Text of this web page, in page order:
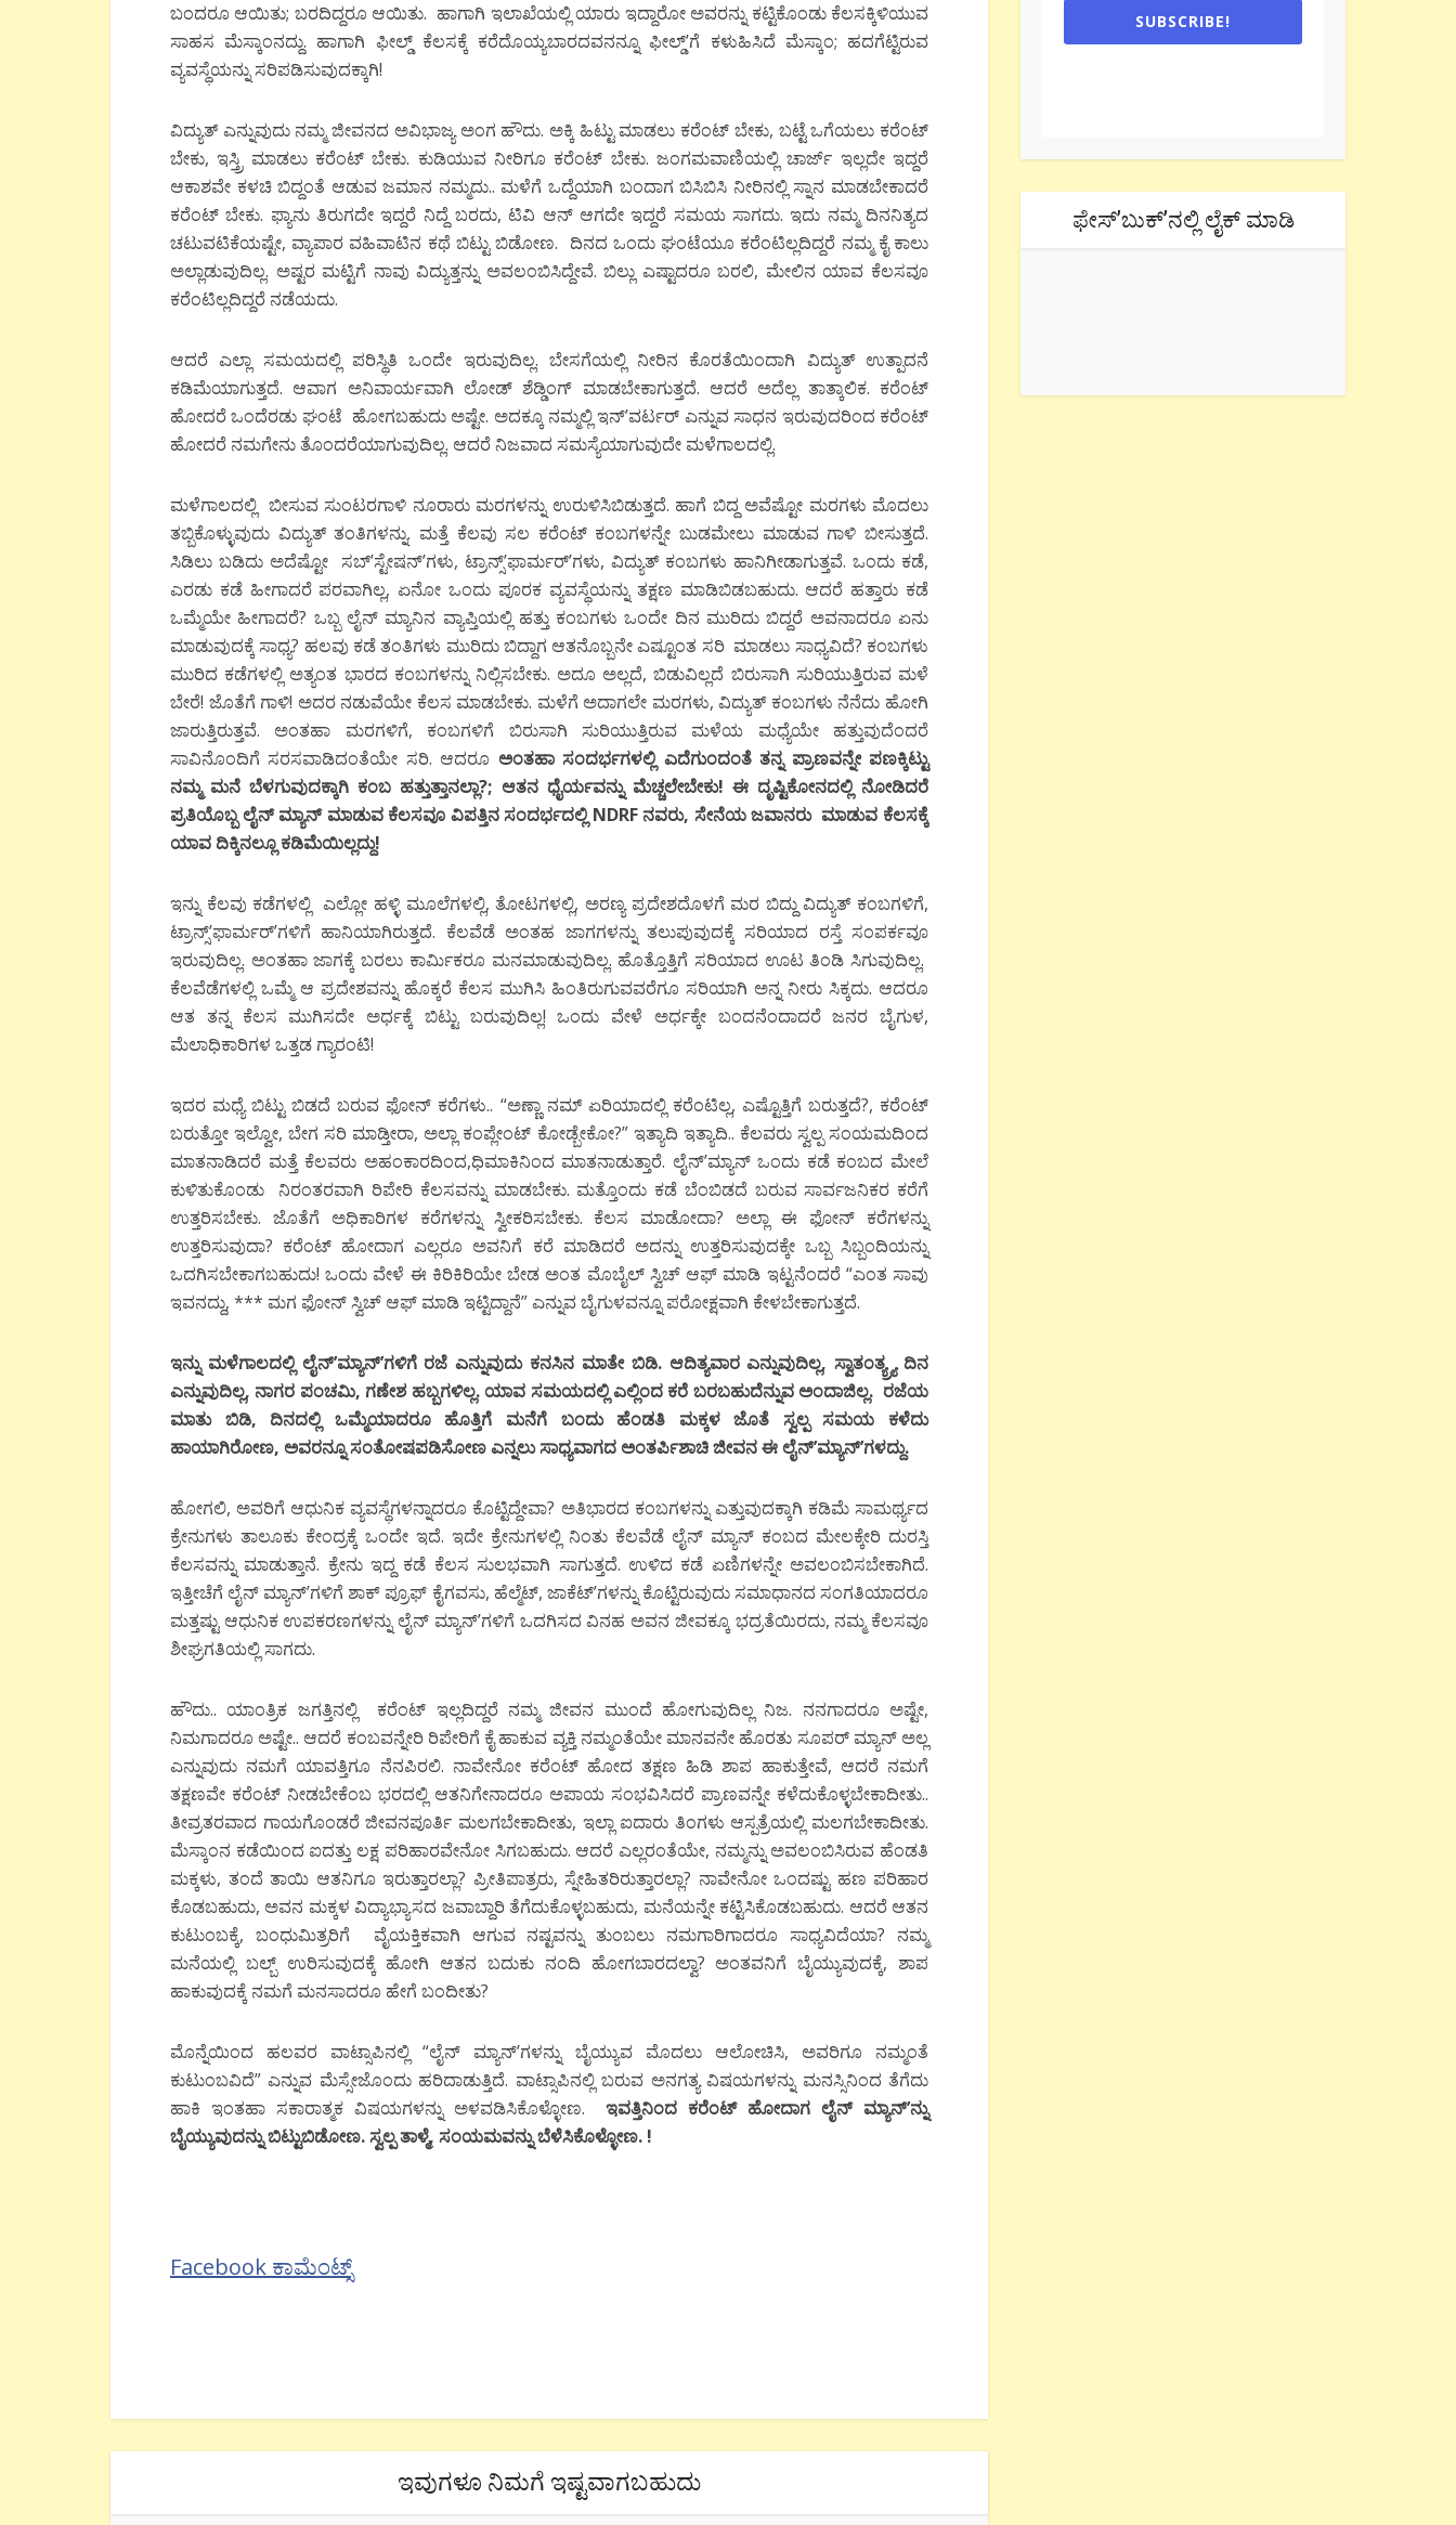
ಬಂದರೂ ಆಯಿತು; ಬರದಿದ್ದರೂ ಆಯಿತು. ಹಾಗಾಗಿ ಇಲಾಖೆಯಲ್ಲಿ ಯಾರು ಇದ್ದಾರೋ ಅವರನ್ನು ಕಟ್ಟಿಕೊಂಡು ಕೆಲಸಕ್ಕಿಳಿಯುವ
ಸಾಹಸ ಮೆಸ್ಕಾಂನದ್ದು. ಹಾಗಾಗಿ ಫೀಲ್ಡ್ ಕೆಲಸಕ್ಕೆ ಕರೆದೊಯ್ಯಬಾರದವನನ್ನೂ ಫೀಲ್ಡ್’ಗೆ ಕಳುಹಿಸಿದೆ ಮೆಸ್ಕಾಂ; ಹದಗೆಟ್ಟಿರುವ
ವ್ಯವಸ್ಥೆಯನ್ನು ಸರಿಪಡಿಸುವುದಕ್ಕಾಗಿ!
ವಿದ್ಯುತ್ ಎನ್ನುವುದು ನಮ್ಮ ಜೀವನದ ಅವಿಭಾಜ್ಯ ಅಂಗ ಹೌದು. ಅಕ್ಕಿ ಹಿಟ್ಟು ಮಾಡಲು ಕರೆಂಟ್ ಬೇಕು, ಬಟ್ಟೆ ಒಗೆಯಲು ಕರೆಂಟ್
ಬೇಕು, ಇಸ್ತ್ರಿ ಮಾಡಲು ಕರೆಂಟ್ ಬೇಕು. ಕುಡಿಯುವ ನೀರಿಗೂ ಕರೆಂಟ್ ಬೇಕು. ಜಂಗಮವಾಣಿಯಲ್ಲಿ ಚಾರ್ಜ್ ಇಲ್ಲದೇ ಇದ್ದರೆ
ಆಕಾಶವೇ ಕಳಚಿ ಬಿದ್ದಂತೆ ಆಡುವ ಜಮಾನ ನಮ್ಮದು.. ಮಳೆಗೆ ಒದ್ದೆಯಾಗಿ ಬಂದಾಗ ಬಿಸಿಬಿಸಿ ನೀರಿನಲ್ಲಿ ಸ್ನಾನ ಮಾಡಬೇಕಾದರೆ
ಕರೆಂಟ್ ಬೇಕು. ಫ್ಯಾನು ತಿರುಗದೇ ಇದ್ದರೆ ನಿದ್ದೆ ಬರದು, ಟಿವಿ ಆನ್ ಆಗದೇ ಇದ್ದರೆ ಸಮಯ ಸಾಗದು. ಇದು ನಮ್ಮ ದಿನನಿತ್ಯದ
ಚಟುವಟಿಕೆಯಷ್ಟೇ, ವ್ಯಾಪಾರ ವಹಿವಾಟಿನ ಕಥೆ ಬಿಟ್ಟು ಬಿಡೋಣ. ದಿನದ ಒಂದು ಘಂಟೆಯೂ ಕರೆಂಟಿಲ್ಲದಿದ್ದರೆ ನಮ್ಮ ಕೈ ಕಾಲು
ಅಲ್ಲಾಡುವುದಿಲ್ಲ. ಅಷ್ಟರ ಮಟ್ಟಿಗೆ ನಾವು ವಿದ್ಯುತ್ತನ್ನು ಅವಲಂಬಿಸಿದ್ದೇವೆ. ಬಿಲ್ಲು ಎಷ್ಟಾದರೂ ಬರಲಿ, ಮೇಲಿನ ಯಾವ ಕೆಲಸವೂ
ಕರೆಂಟಿಲ್ಲದಿದ್ದರೆ ನಡೆಯದು.
ಆದರೆ ಎಲ್ಲಾ ಸಮಯದಲ್ಲಿ ಪರಿಸ್ಥಿತಿ ಒಂದೇ ಇರುವುದಿಲ್ಲ. ಬೇಸಗೆಯಲ್ಲಿ ನೀರಿನ ಕೊರತೆಯಿಂದಾಗಿ ವಿದ್ಯುತ್ ಉತ್ಪಾದನೆ
ಕಡಿಮೆಯಾಗುತ್ತದೆ. ಆವಾಗ ಅನಿವಾರ್ಯವಾಗಿ ಲೋಡ್ ಶೆಡ್ಡಿಂಗ್ ಮಾಡಬೇಕಾಗುತ್ತದೆ. ಆದರೆ ಅದೆಲ್ಲ ತಾತ್ಕಾಲಿಕ. ಕರೆಂಟ್
ಹೋದರೆ ಒಂದೆರಡು ಘಂಟೆ ಹೋಗಬಹುದು ಅಷ್ಟೇ. ಅದಕ್ಕೂ ನಮ್ಮಲ್ಲಿ ಇನ್’ವರ್ಟರ್ ಎನ್ನುವ ಸಾಧನ ಇರುವುದರಿಂದ ಕರೆಂಟ್
ಹೋದರೆ ನಮಗೇನು ತೊಂದರೆಯಾಗುವುದಿಲ್ಲ. ಆದರೆ ನಿಜವಾದ ಸಮಸ್ಯೆಯಾಗುವುದೇ ಮಳೆಗಾಲದಲ್ಲಿ.
ಮಳೆಗಾಲದಲ್ಲಿ ಬೀಸುವ ಸುಂಟರಗಾಳಿ ನೂರಾರು ಮರಗಳನ್ನು ಉರುಳಿಸಿಬಿಡುತ್ತದೆ. ಹಾಗೆ ಬಿದ್ದ ಅವೆಷ್ಟೋ ಮರಗಳು ಮೊದಲು
ತಬ್ಬಿಕೊಳ್ಳುವುದು ವಿದ್ಯುತ್ ತಂತಿಗಳನ್ನು. ಮತ್ತೆ ಕೆಲವು ಸಲ ಕರೆಂಟ್ ಕಂಬಗಳನ್ನೇ ಬುಡಮೇಲು ಮಾಡುವ ಗಾಳಿ ಬೀಸುತ್ತದೆ.
ಸಿಡಿಲು ಬಡಿದು ಅದೆಷ್ಟೋ ಸಬ್’ಸ್ಟೇಷನ್’ಗಳು, ಟ್ರಾನ್ಸ್’ಫಾರ್ಮರ್’ಗಳು, ವಿದ್ಯುತ್ ಕಂಬಗಳು ಹಾನಿಗೀಡಾಗುತ್ತವೆ. ಒಂದು ಕಡೆ,
ಎರಡು ಕಡೆ ಹೀಗಾದರೆ ಪರವಾಗಿಲ್ಲ, ಏನೋ ಒಂದು ಪೂರಕ ವ್ಯವಸ್ಥೆಯನ್ನು ತಕ್ಷಣ ಮಾಡಿಬಿಡಬಹುದು. ಆದರೆ ಹತ್ತಾರು ಕಡೆ
ಒಮ್ಮೆಯೇ ಹೀಗಾದರೆ? ಒಬ್ಬ ಲೈನ್ ಮ್ಯಾನಿನ ವ್ಯಾಪ್ತಿಯಲ್ಲಿ ಹತ್ತು ಕಂಬಗಳು ಒಂದೇ ದಿನ ಮುರಿದು ಬಿದ್ದರೆ ಅವನಾದರೂ ಏನು
ಮಾಡುವುದಕ್ಕೆ ಸಾಧ್ಯ? ಹಲವು ಕಡೆ ತಂತಿಗಳು ಮುರಿದು ಬಿದ್ದಾಗ ಆತನೊಬ್ಬನೇ ಎಷ್ಟೂಂತ ಸರಿ ಮಾಡಲು ಸಾಧ್ಯವಿದೆ? ಕಂಬಗಳು
ಮುರಿದ ಕಡೆಗಳಲ್ಲಿ ಅತ್ಯಂತ ಭಾರದ ಕಂಬಗಳನ್ನು ನಿಲ್ಲಿಸಬೇಕು. ಅದೂ ಅಲ್ಲದೆ, ಬಿಡುವಿಲ್ಲದೆ ಬಿರುಸಾಗಿ ಸುರಿಯುತ್ತಿರುವ ಮಳೆ
ಬೇರೆ! ಜೊತೆಗೆ ಗಾಳಿ! ಅದರ ನಡುವೆಯೇ ಕೆಲಸ ಮಾಡಬೇಕು. ಮಳೆಗೆ ಅದಾಗಲೇ ಮರಗಳು, ವಿದ್ಯುತ್ ಕಂಬಗಳು ನೆನೆದು ಹೋಗಿ
ಜಾರುತ್ತಿರುತ್ತವೆ. ಅಂತಹಾ ಮರಗಳಿಗೆ, ಕಂಬಗಳಿಗೆ ಬಿರುಸಾಗಿ ಸುರಿಯುತ್ತಿರುವ ಮಳೆಯ ಮಧ್ಯೆಯೇ ಹತ್ತುವುದೆಂದರೆ
ಸಾವಿನೊಂದಿಗೆ ಸರಸವಾಡಿದಂತೆಯೇ ಸರಿ. ಆದರೂ ಅಂತಹಾ ಸಂದರ್ಭಗಳಲ್ಲಿ ಎದೆಗುಂದಂತೆ ತನ್ನ ಪ್ರಾಣವನ್ನೇ ಪಣಕ್ಕಿಟ್ಟು
ನಮ್ಮ ಮನೆ ಬೆಳಗುವುದಕ್ಕಾಗಿ ಕಂಬ ಹತ್ತುತ್ತಾನಲ್ಲಾ?; ಆತನ ಧೈರ್ಯವನ್ನು ಮೆಚ್ಚಲೇಬೇಕು! ಈ ದೃಷ್ಟಿಕೋನದಲ್ಲಿ ನೋಡಿದರೆ
ಪ್ರತಿಯೊಬ್ಬ ಲೈನ್ ಮ್ಯಾನ್ ಮಾಡುವ ಕೆಲಸವೂ ವಿಪತ್ತಿನ ಸಂದರ್ಭದಲ್ಲಿ NDRF ನವರು, ಸೇನೆಯ ಜವಾನರು ಮಾಡುವ ಕೆಲಸಕ್ಕೆ
ಯಾವ ದಿಕ್ಕಿನಲ್ಲೂ ಕಡಿಮೆಯಿಲ್ಲದ್ದು!
ಇನ್ನು ಕೆಲವು ಕಡೆಗಳಲ್ಲಿ ಎಲ್ಲೋ ಹಳ್ಳಿ ಮೂಲೆಗಳಲ್ಲಿ, ತೋಟಗಳಲ್ಲಿ, ಅರಣ್ಯ ಪ್ರದೇಶದೊಳಗೆ ಮರ ಬಿದ್ದು ವಿದ್ಯುತ್ ಕಂಬಗಳಿಗೆ,
ಟ್ರಾನ್ಸ್’ಫಾರ್ಮರ್’ಗಳಿಗೆ ಹಾನಿಯಾಗಿರುತ್ತದೆ. ಕೆಲವೆಡೆ ಅಂತಹ ಜಾಗಗಳನ್ನು ತಲುಪುವುದಕ್ಕೆ ಸರಿಯಾದ ರಸ್ತೆ ಸಂಪರ್ಕವೂ
ಇರುವುದಿಲ್ಲ. ಅಂತಹಾ ಜಾಗಕ್ಕೆ ಬರಲು ಕಾರ್ಮಿಕರೂ ಮನಮಾಡುವುದಿಲ್ಲ. ಹೊತ್ತೊತ್ತಿಗೆ ಸರಿಯಾದ ಊಟ ತಿಂಡಿ ಸಿಗುವುದಿಲ್ಲ.
ಕೆಲವೆಡೆಗಳಲ್ಲಿ ಒಮ್ಮೆ ಆ ಪ್ರದೇಶವನ್ನು ಹೊಕ್ಕರೆ ಕೆಲಸ ಮುಗಿಸಿ ಹಿಂತಿರುಗುವವರೆಗೂ ಸರಿಯಾಗಿ ಅನ್ನ ನೀರು ಸಿಕ್ಕದು. ಆದರೂ
ಆತ ತನ್ನ ಕೆಲಸ ಮುಗಿಸದೇ ಅರ್ಧಕ್ಕೆ ಬಿಟ್ಟು ಬರುವುದಿಲ್ಲ! ಒಂದು ವೇಳೆ ಅರ್ಧಕ್ಕೇ ಬಂದನೆಂದಾದರೆ ಜನರ ಬೈಗುಳ,
ಮೆಲಾಧಿಕಾರಿಗಳ ಒತ್ತಡ ಗ್ಯಾರಂಟಿ!
ಇದರ ಮಧ್ಯೆ ಬಿಟ್ಟು ಬಿಡದೆ ಬರುವ ಫೋನ್ ಕರೆಗಳು.. “ಅಣ್ಣಾ ನಮ್ ಏರಿಯಾದಲ್ಲಿ ಕರೆಂಟಿಲ್ಲ, ಎಷ್ಟೊತ್ತಿಗೆ ಬರುತ್ತದೆ?, ಕರೆಂಟ್
ಬರುತ್ತೋ ಇಲ್ವೋ, ಬೇಗ ಸರಿ ಮಾಡ್ತೀರಾ, ಅಲ್ಲಾ ಕಂಪ್ಲೇಂಟ್ ಕೋಡ್ಬೇಕೋ?” ಇತ್ಯಾದಿ ಇತ್ಯಾದಿ.. ಕೆಲವರು ಸ್ವಲ್ಪ ಸಂಯಮದಿಂದ
ಮಾತನಾಡಿದರೆ ಮತ್ತೆ ಕೆಲವರು ಅಹಂಕಾರದಿಂದ,ಧಿಮಾಕಿನಿಂದ ಮಾತನಾಡುತ್ತಾರೆ. ಲೈನ್’ಮ್ಯಾನ್ ಒಂದು ಕಡೆ ಕಂಬದ ಮೇಲೆ
ಕುಳಿತುಕೊಂಡು ನಿರಂತರವಾಗಿ ರಿಪೇರಿ ಕೆಲಸವನ್ನು ಮಾಡಬೇಕು. ಮತ್ತೊಂದು ಕಡೆ ಬೆಂಬಿಡದೆ ಬರುವ ಸಾರ್ವಜನಿಕರ ಕರೆಗೆ
ಉತ್ತರಿಸಬೇಕು. ಜೊತೆಗೆ ಅಧಿಕಾರಿಗಳ ಕರೆಗಳನ್ನು ಸ್ವೀಕರಿಸಬೇಕು. ಕೆಲಸ ಮಾಡೋದಾ? ಅಲ್ಲಾ ಈ ಫೋನ್ ಕರೆಗಳನ್ನು
ಉತ್ತರಿಸುವುದಾ? ಕರೆಂಟ್ ಹೋದಾಗ ಎಲ್ಲರೂ ಅವನಿಗೆ ಕರೆ ಮಾಡಿದರೆ ಅದನ್ನು ಉತ್ತರಿಸುವುದಕ್ಕೇ ಒಬ್ಬ ಸಿಬ್ಬಂದಿಯನ್ನು
ಒದಗಿಸಬೇಕಾಗಬಹುದು! ಒಂದು ವೇಳೆ ಈ ಕಿರಿಕಿರಿಯೇ ಬೇಡ ಅಂತ ಮೊಬೈಲ್ ಸ್ವಿಚ್ ಆಫ್ ಮಾಡಿ ಇಟ್ಟನೆಂದರೆ “ಎಂತ ಸಾವು
ಇವನದ್ದು, *** ಮಗ ಫೋನ್ ಸ್ವಿಚ್ ಆಫ್ ಮಾಡಿ ಇಟ್ಟಿದ್ದಾನೆ” ಎನ್ನುವ ಬೈಗುಳವನ್ನೂ ಪರೋಕ್ಷವಾಗಿ ಕೇಳಬೇಕಾಗುತ್ತದೆ.
ಇನ್ನು ಮಳೆಗಾಲದಲ್ಲಿ ಲೈನ್’ಮ್ಯಾನ್’ಗಳಿಗೆ ರಜೆ ಎನ್ನುವುದು ಕನಸಿನ ಮಾತೇ ಬಿಡಿ. ಆದಿತ್ಯವಾರ ಎನ್ನುವುದಿಲ್ಲ, ಸ್ವಾತಂತ್ಯ್ರ್ಯ ದಿನ
ಎನ್ನುವುದಿಲ್ಲ, ನಾಗರ ಪಂಚಮಿ, ಗಣೇಶ ಹಬ್ಬಗಳಿಲ್ಲ. ಯಾವ ಸಮಯದಲ್ಲಿ ಎಲ್ಲಿಂದ ಕರೆ ಬರಬಹುದೆನ್ನುವ ಅಂದಾಜಿಲ್ಲ. ರಜೆಯ
ಮಾತು ಬಿಡಿ, ದಿನದಲ್ಲಿ ಒಮ್ಮೆಯಾದರೂ ಹೊತ್ತಿಗೆ ಮನೆಗೆ ಬಂದು ಹೆಂಡತಿ ಮಕ್ಕಳ ಜೊತೆ ಸ್ವಲ್ಪ ಸಮಯ ಕಳೆದು
ಹಾಯಾಗಿರೋಣ, ಅವರನ್ನೂ ಸಂತೋಷಪಡಿಸೋಣ ಎನ್ನಲು ಸಾಧ್ಯವಾಗದ ಅಂತರ್ಪಿಶಾಚಿ ಜೀವನ ಈ ಲೈನ್’ಮ್ಯಾನ್’ಗಳದ್ದು.
ಹೋಗಲಿ, ಅವರಿಗೆ ಆಧುನಿಕ ವ್ಯವಸ್ಥೆಗಳನ್ನಾದರೂ ಕೊಟ್ಟಿದ್ದೇವಾ? ಅತಿಭಾರದ ಕಂಬಗಳನ್ನು ಎತ್ತುವುದಕ್ಕಾಗಿ ಕಡಿಮೆ ಸಾಮರ್ಥ್ಯದ
ಕ್ರೇನುಗಳು ತಾಲೂಕು ಕೇಂದ್ರಕ್ಕೆ ಒಂದೇ ಇದೆ. ಇದೇ ಕ್ರೇನುಗಳಲ್ಲಿ ನಿಂತು ಕೆಲವೆಡೆ ಲೈನ್ ಮ್ಯಾನ್ ಕಂಬದ ಮೇಲಕ್ಕೇರಿ ದುರಸ್ತಿ
ಕೆಲಸವನ್ನು ಮಾಡುತ್ತಾನೆ. ಕ್ರೇನು ಇದ್ದ ಕಡೆ ಕೆಲಸ ಸುಲಭವಾಗಿ ಸಾಗುತ್ತದೆ. ಉಳಿದ ಕಡೆ ಏಣಿಗಳನ್ನೇ ಅವಲಂಬಿಸಬೇಕಾಗಿದೆ.
ಇತ್ತೀಚೆಗೆ ಲೈನ್ ಮ್ಯಾನ್’ಗಳಿಗೆ ಶಾಕ್ ಪ್ರೂಫ್ ಕೈಗವಸು, ಹೆಲ್ಮೆಟ್, ಜಾಕೆಟ್’ಗಳನ್ನು ಕೊಟ್ಟಿರುವುದು ಸಮಾಧಾನದ ಸಂಗತಿಯಾದರೂ
ಮತ್ತಷ್ಟು ಆಧುನಿಕ ಉಪಕರಣಗಳನ್ನು ಲೈನ್ ಮ್ಯಾನ್’ಗಳಿಗೆ ಒದಗಿಸದ ವಿನಹ ಅವನ ಜೀವಕ್ಕೂ ಭದ್ರತೆಯಿರದು, ನಮ್ಮ ಕೆಲಸವೂ
ಶೀಘ್ರಗತಿಯಲ್ಲಿ ಸಾಗದು.
ಹೌದು.. ಯಾಂತ್ರಿಕ ಜಗತ್ತಿನಲ್ಲಿ ಕರೆಂಟ್ ಇಲ್ಲದಿದ್ದರೆ ನಮ್ಮ ಜೀವನ ಮುಂದೆ ಹೋಗುವುದಿಲ್ಲ ನಿಜ. ನನಗಾದರೂ ಅಷ್ಟೇ,
ನಿಮಗಾದರೂ ಅಷ್ಟೇ.. ಆದರೆ ಕಂಬವನ್ನೇರಿ ರಿಪೇರಿಗೆ ಕೈ ಹಾಕುವ ವ್ಯಕ್ತಿ ನಮ್ಮಂತೆಯೇ ಮಾನವನೇ ಹೊರತು ಸೂಪರ್ ಮ್ಯಾನ್ ಅಲ್ಲ
ಎನ್ನುವುದು ನಮಗೆ ಯಾವತ್ತಿಗೂ ನೆನಪಿರಲಿ. ನಾವೇನೋ ಕರೆಂಟ್ ಹೋದ ತಕ್ಷಣ ಹಿಡಿ ಶಾಪ ಹಾಕುತ್ತೇವೆ, ಆದರೆ ನಮಗೆ
ತಕ್ಷಣವೇ ಕರೆಂಟ್ ನೀಡಬೇಕೆಂಬ ಭರದಲ್ಲಿ ಆತನಿಗೇನಾದರೂ ಅಪಾಯ ಸಂಭವಿಸಿದರೆ ಪ್ರಾಣವನ್ನೇ ಕಳೆದುಕೊಳ್ಳಬೇಕಾದೀತು..
ತೀವ್ರತರವಾದ ಗಾಯಗೊಂಡರೆ ಜೀವನಪೂರ್ತಿ ಮಲಗಬೇಕಾದೀತು, ಇಲ್ಲಾ ಐದಾರು ತಿಂಗಳು ಆಸ್ಪತ್ರೆಯಲ್ಲಿ ಮಲಗಬೇಕಾದೀತು.
ಮೆಸ್ಕಾಂನ ಕಡೆಯಿಂದ ಐದತ್ತು ಲಕ್ಷ ಪರಿಹಾರವೇನೋ ಸಿಗಬಹುದು. ಆದರೆ ಎಲ್ಲರಂತೆಯೇ, ನಮ್ಮನ್ನು ಅವಲಂಬಿಸಿರುವ ಹೆಂಡತಿ
ಮಕ್ಕಳು, ತಂದೆ ತಾಯಿ ಆತನಿಗೂ ಇರುತ್ತಾರಲ್ಲಾ? ಪ್ರೀತಿಪಾತ್ರರು, ಸ್ನೇಹಿತರಿರುತ್ತಾರಲ್ಲಾ? ನಾವೇನೋ ಒಂದಷ್ಟು ಹಣ ಪರಿಹಾರ
ಕೊಡಬಹುದು, ಅವನ ಮಕ್ಕಳ ವಿದ್ಯಾಭ್ಯಾಸದ ಜವಾಬ್ದಾರಿ ತೆಗೆದುಕೊಳ್ಳಬಹುದು, ಮನೆಯನ್ನೇ ಕಟ್ಟಿಸಿಕೊಡಬಹುದು. ಆದರೆ ಆತನ
ಕುಟುಂಬಕ್ಕೆ, ಬಂಧುಮಿತ್ರರಿಗೆ ವೈಯಕ್ತಿಕವಾಗಿ ಆಗುವ ನಷ್ಟವನ್ನು ತುಂಬಲು ನಮಗಾರಿಗಾದರೂ ಸಾಧ್ಯವಿದೆಯಾ? ನಮ್ಮ
ಮನೆಯಲ್ಲಿ ಬಲ್ಬ್ ಉರಿಸುವುದಕ್ಕೆ ಹೋಗಿ ಆತನ ಬದುಕು ನಂದಿ ಹೋಗಬಾರದಲ್ವಾ? ಅಂತವನಿಗೆ ಬೈಯ್ಯುವುದಕ್ಕೆ, ಶಾಪ
ಹಾಕುವುದಕ್ಕೆ ನಮಗೆ ಮನಸಾದರೂ ಹೇಗೆ ಬಂದೀತು?
ಮೊನ್ನೆಯಿಂದ ಹಲವರ ವಾಟ್ಸಾಪಿನಲ್ಲಿ “ಲೈನ್ ಮ್ಯಾನ್’ಗಳನ್ನು ಬೈಯ್ಯುವ ಮೊದಲು ಆಲೋಚಿಸಿ, ಅವರಿಗೂ ನಮ್ಮಂತೆ
ಕುಟುಂಬವಿದೆ” ಎನ್ನುವ ಮೆಸ್ಸೇಜೊಂದು ಹರಿದಾಡುತ್ತಿದೆ. ವಾಟ್ಸಾಪಿನಲ್ಲಿ ಬರುವ ಅನಗತ್ಯ ವಿಷಯಗಳನ್ನು ಮನಸ್ಸಿನಿಂದ ತೆಗೆದು
ಹಾಕಿ ಇಂತಹಾ ಸಕಾರಾತ್ಮಕ ವಿಷಯಗಳನ್ನು ಅಳವಡಿಸಿಕೊಳ್ಳೋಣ.ಇವತ್ತಿನಿಂದ ಕರೆಂಟ್ ಹೋದಾಗ ಲೈನ್ ಮ್ಯಾನ್’ನ್ನು
ಬೈಯ್ಯುವುದನ್ನು ಬಿಟ್ಟುಬಿಡೋಣ. ಸ್ವಲ್ಪ ತಾಳ್ಮೆ, ಸಂಯಮವನ್ನು ಬೆಳೆಸಿಕೊಳ್ಳೋಣ. !
Facebook ಕಾಮೆಂಟ್ಸ್
ಇವುಗಳೂ ನಿಮಗೆ ಇಷ್ಟವಾಗಬಹುದು
SUBSCRIBE!
ಫೇಸ್’ಬುಕ್’ನಲ್ಲಿ ಲೈಕ್ ಮಾಡಿ